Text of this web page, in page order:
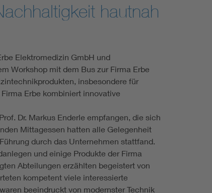
hautnah
Elektromedizin GmbH und
Workshop mit dem Bus zur Firma Erbe
insbesondere für
Erbe kombiniert innovative
Dr. Markus Enderle empfangen, die sich
Mittagessen hatten alle Gelegenheit
durch das Unternehmen stattfand.
und einige Produkte der Firma
Abteilungen erzählten begeistert von
kompetent viele interessierte
beeindruckt von modernster Technik